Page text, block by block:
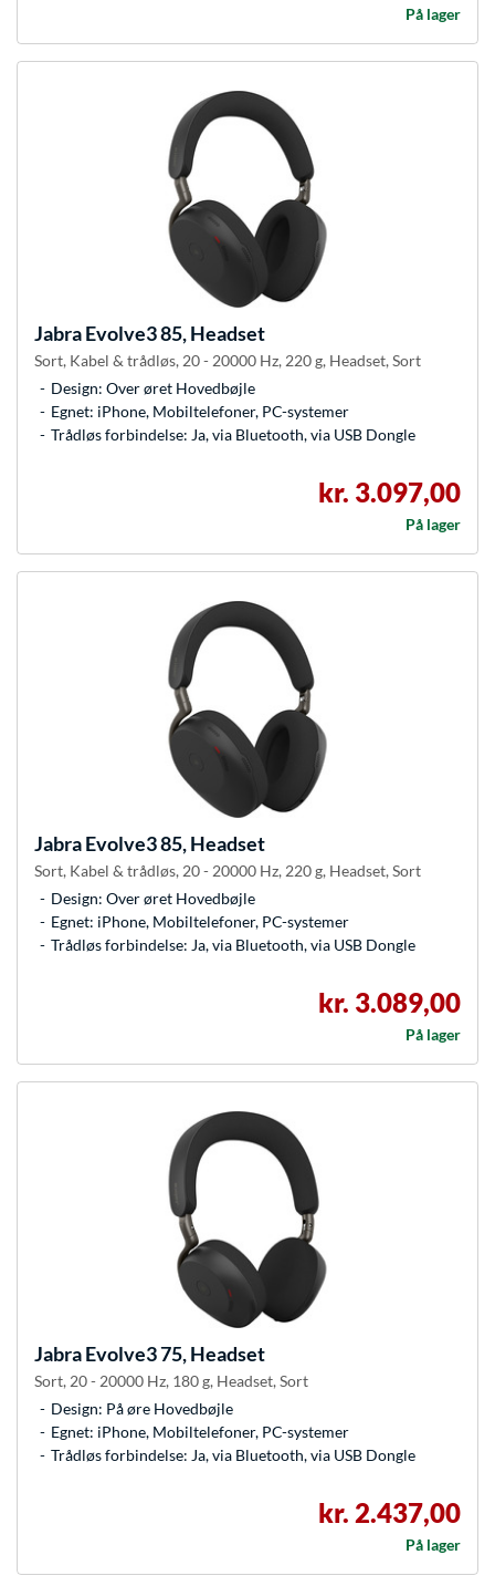
På lager
JabraEvolve3 85, Headset
Sort, Kabel & trådløs, 20 - 20000 Hz, 220 g, Headset, Sort
Design: Over øret Hovedbøjle
Egnet: iPhone, Mobiltelefoner, PC-systemer
Trådløs forbindelse: Ja, via Bluetooth, via USB Dongle
kr. 3.097,00
På lager
JabraEvolve3 85, Headset
Sort, Kabel & trådløs, 20 - 20000 Hz, 220 g, Headset, Sort
Design: Over øret Hovedbøjle
Egnet: iPhone, Mobiltelefoner, PC-systemer
Trådløs forbindelse: Ja, via Bluetooth, via USB Dongle
kr. 3.089,00
På lager
JabraEvolve3 75, Headset
Sort, 20 - 20000 Hz, 180 g, Headset, Sort
Design: På øre Hovedbøjle
Egnet: iPhone, Mobiltelefoner, PC-systemer
Trådløs forbindelse: Ja, via Bluetooth, via USB Dongle
kr. 2.437,00
På lager